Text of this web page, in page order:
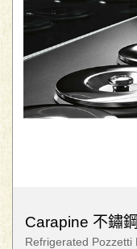
Carapine 不鏽
Refrigerated Pozzetti